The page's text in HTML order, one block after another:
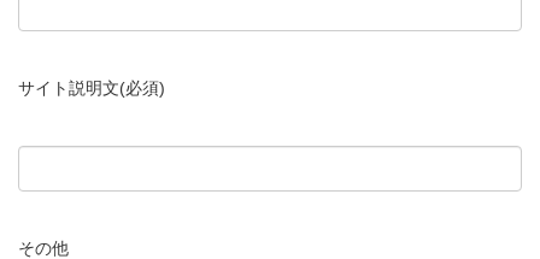
サイト説明文(必須)
その他